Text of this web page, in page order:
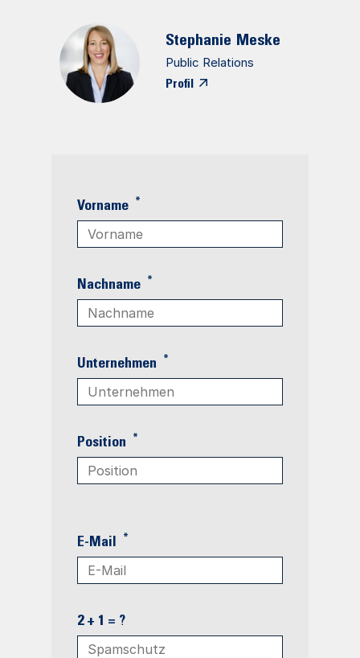
Stephanie Meske
Public Relations
Profil
Vorname *
Nachname *
Unternehmen *
Position *
E-Mail *
2 + 1 = ?